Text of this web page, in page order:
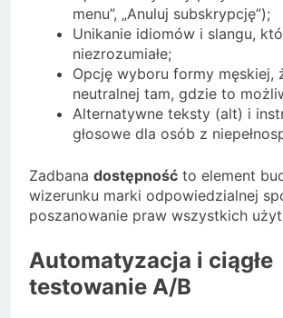
menu”, „Anuluj subskrypcję”);
Unikanie idiomów i slangu,
niezrozumiałe;
Opcję wyboru formy męskiej,
neutralnej tam, gdzie to
Alternatywne teksty (alt) i
głosowe dla osób z
Zadbana dostępność to element
wizerunku marki odpowiedzialnej
poszanowanie praw wszystkich
Automatyzacja i ciągłe
testowanie A/B